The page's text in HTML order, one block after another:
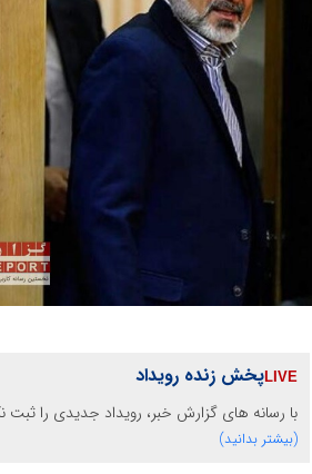
پخش زنده رویداد
با رسانه های گزارش خبر، رویداد جدیدی را ثبت
(بیشتر بدانید)